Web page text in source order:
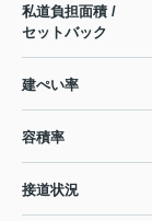
私道負担面積 /
セットバック
建ぺい率
容積率
接道状況